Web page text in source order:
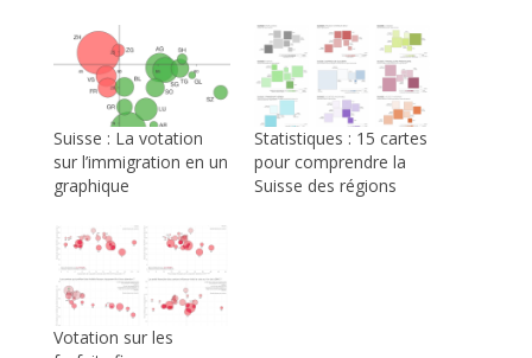
Suisse : La votation
sur l’immigration en un
graphique
Statistiques : 15 cartes
pour comprendre la
Suisse des régions
Votation sur les